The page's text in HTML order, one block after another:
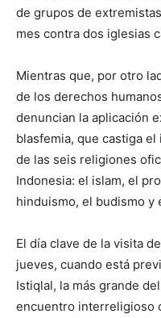
de grupos de
mes contra dos iglesias
Mientras que, por otro
de los derechos
denuncian la aplicación
blasfemia, que castiga
de las seis religiones
Indonesia: el islam, el
hinduismo, el budismo y
El día clave de la visita
jueves, cuando está
Istiqlal, la más grande
encuentro interreligioso